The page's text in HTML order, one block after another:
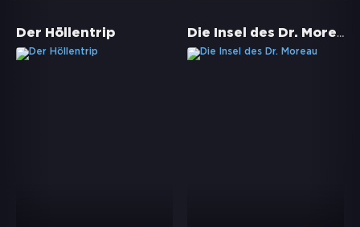
Der Höllentrip Die Insel des Dr. Moreau